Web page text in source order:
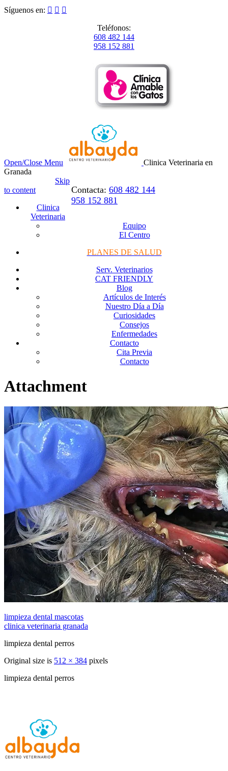
Síguenos en:   
Teléfonos:
608 482 144
958 152 881
Open/Close Menu
Clinica Veterinaria en
Granada
Contacta: 608 482 144
958 152 881
Skip
to content
Clinica
Veterinaria
Equipo
El Centro
PLANES DE SALUD
Serv. Veterinarios
CAT FRIENDLY
Blog
Artículos de Interés
Nuestro Día a Día
Curiosidades
Consejos
Enfermedades
Contacto
Cita Previa
Contacto
Attachment
limpieza dental mascotas
clinica veterinaria granada
limpieza dental perros
Original size is 512 × 384 pixels
limpieza dental perros